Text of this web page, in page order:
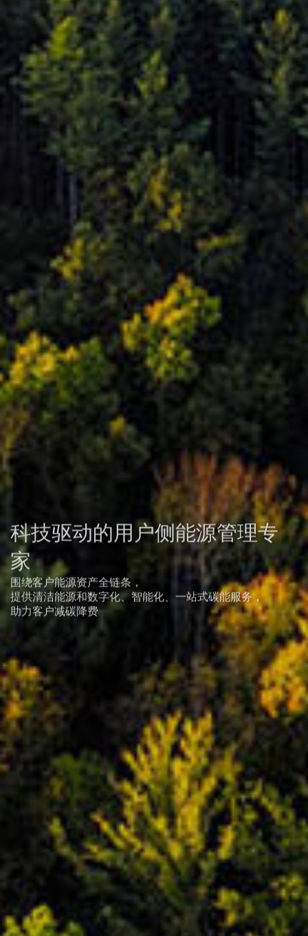
科技驱动的用户侧能源管理专
家
围绕客户能源资产全链条，
提供清洁能源和数字化、智能化、一站式碳能服务，
助力客户减碳降费